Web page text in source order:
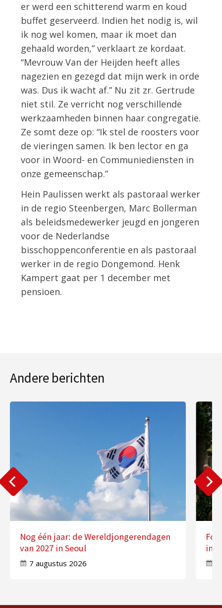
er werd een schitterend warm en koud
buffet geserveerd. Indien het nodig is, wil
ik nog wel komen, maar ik moet dan
gehaald worden,” verklaart ze kordaat.
“Mevrouw Van der Heijden heeft alles
nagezien en gezegd dat mijn werk in orde
was. Dus ik wacht af.” Nu zit zr. Gertrude
niet stil. Ze verricht nog verschillende
werkzaamheden binnen haar congregatie.
Ze somt deze op: “Ik stel de roosters voor
de vieringen samen. Ik ben lector en ga
voor in Woord- en Communiediensten in
onze gemeenschap.”
Hein Paulissen werkt als pastoraal werker
in de regio Steenbergen, Marc Bollerman
als beleidsmedewerker jeugd en jongeren
voor de Nederlandse
bisschoppenconferentie en als pastoraal
werker in de regio Dongemond. Henk
Kampert gaat per 1 december met
pensioen.
Andere berichten
Nog één jaar: de Wereldjongerendagen
van 2027 in Seoul
7 augustus 2026
in